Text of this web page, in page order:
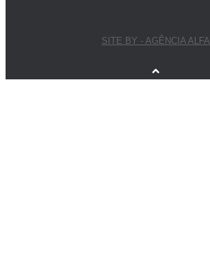
SITE BY - AGÊNCIA ALFA